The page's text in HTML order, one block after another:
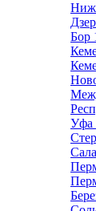
Бор
Уфа